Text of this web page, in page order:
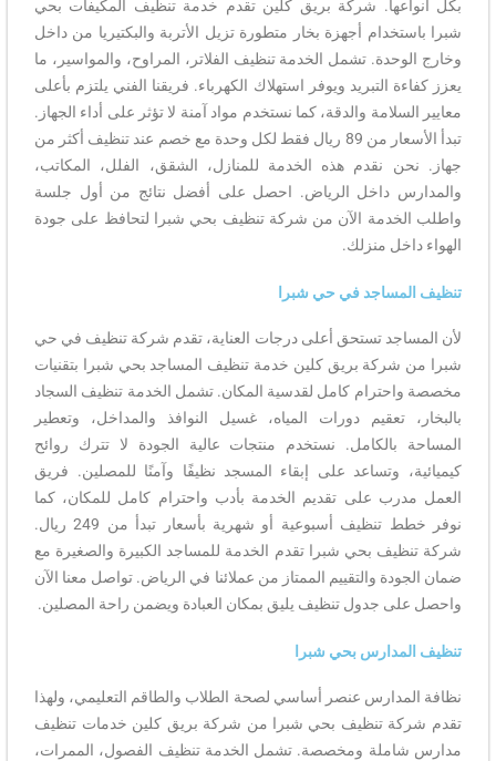
بكل أنواعها. شركة بريق كلين تقدم خدمة تنظيف المكيفات بحي
شبرا باستخدام أجهزة بخار متطورة تزيل الأتربة والبكتيريا من داخل
وخارج الوحدة. تشمل الخدمة تنظيف الفلاتر، المراوح، والمواسير، ما
يعزز كفاءة التبريد ويوفر استهلاك الكهرباء. فريقنا الفني يلتزم بأعلى
معايير السلامة والدقة، كما نستخدم مواد آمنة لا تؤثر على أداء الجهاز.
تبدأ الأسعار من 89 ريال فقط لكل وحدة مع خصم عند تنظيف أكثر من
جهاز. نحن نقدم هذه الخدمة للمنازل، الشقق، الفلل، المكاتب،
والمدارس داخل الرياض. احصل على أفضل نتائج من أول جلسة
واطلب الخدمة الآن من شركة تنظيف بحي شبرا لتحافظ على جودة
الهواء داخل منزلك.
تنظيف المساجد في حي شبرا
لأن المساجد تستحق أعلى درجات العناية، تقدم شركة تنظيف في حي
شبرا من شركة بريق كلين خدمة تنظيف المساجد بحي شبرا بتقنيات
مخصصة واحترام كامل لقدسية المكان. تشمل الخدمة تنظيف السجاد
بالبخار، تعقيم دورات المياه، غسيل النوافذ والمداخل، وتعطير
المساحة بالكامل. نستخدم منتجات عالية الجودة لا تترك روائح
كيميائية، وتساعد على إبقاء المسجد نظيفًا وآمنًا للمصلين. فريق
العمل مدرب على تقديم الخدمة بأدب واحترام كامل للمكان، كما
نوفر خطط تنظيف أسبوعية أو شهرية بأسعار تبدأ من 249 ريال.
شركة تنظيف بحي شبرا تقدم الخدمة للمساجد الكبيرة والصغيرة مع
ضمان الجودة والتقييم الممتاز من عملائنا في الرياض. تواصل معنا الآن
واحصل على جدول تنظيف يليق بمكان العبادة ويضمن راحة المصلين.
تنظيف المدارس بحي شبرا
نظافة المدارس عنصر أساسي لصحة الطلاب والطاقم التعليمي، ولهذا
تقدم شركة تنظيف بحي شبرا من شركة بريق كلين خدمات تنظيف
مدارس شاملة ومخصصة. تشمل الخدمة تنظيف الفصول، الممرات،